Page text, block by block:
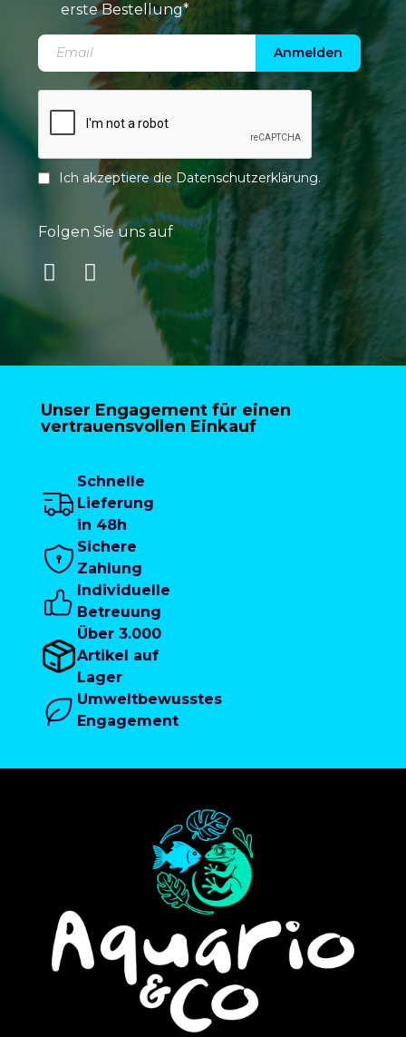
erste Bestellung*
Anmelden
Ich akzeptiere dieDatenschutzerklärung.
Folgen Sie uns auf
Unser Engagement für einen
vertrauensvollen Einkauf
Schnelle
Lieferung
in 48h
Sichere
Zahlung
Individuelle
Betreuung
Über 3.000
Artikel auf
Lager
Umweltbewusstes
Engagement